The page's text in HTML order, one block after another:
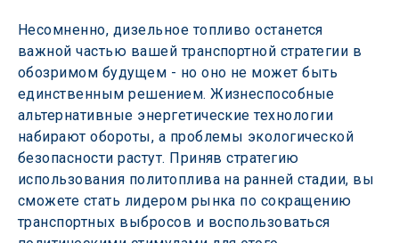
Несомненно, дизельное топливо останется
важной частью вашей транспортной стратегии в
обозримом будущем - но оно не может быть
единственным решением. Жизнеспособные
альтернативные энергетические технологии
набирают обороты, а проблемы экологической
безопасности растут. Приняв стратегию
использования политоплива на ранней стадии, вы
сможете стать лидером рынка по сокращению
транспортных выбросов и воспользоваться